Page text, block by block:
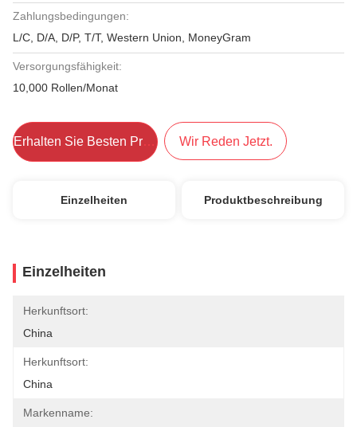
Zahlungsbedingungen:
L/C, D/A, D/P, T/T, Western Union, MoneyGram
Versorgungsfähigkeit:
10,000 Rollen/Monat
Erhalten Sie Besten Preis Wir Reden Jetzt.
Einzelheiten Produktbeschreibung
Einzelheiten
Herkunftsort:
China
Herkunftsort:
China
Markenname: